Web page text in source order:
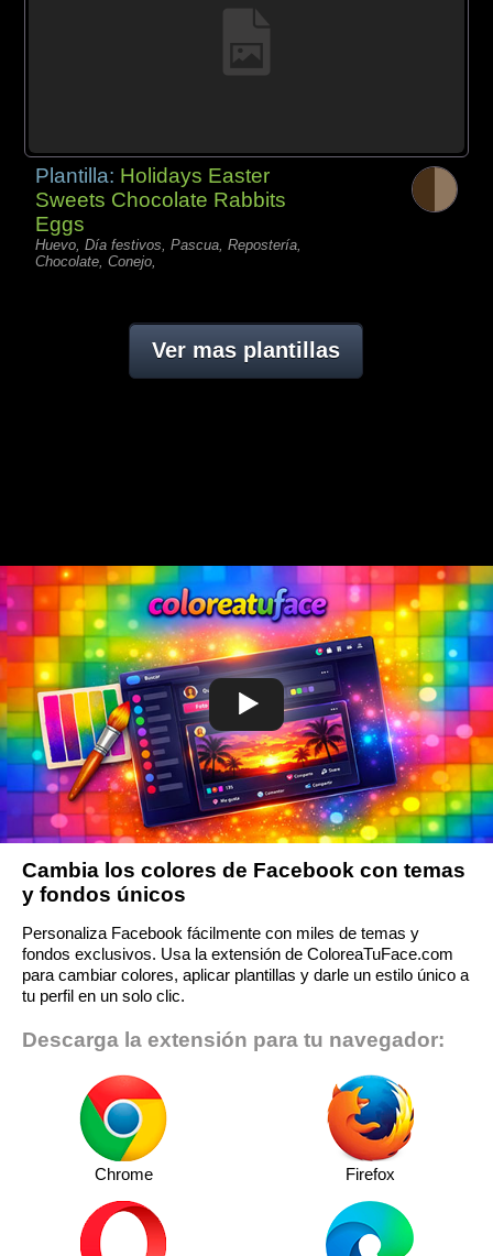
Plantilla: Holidays Easter
Sweets Chocolate Rabbits
Eggs
Huevo, Día festivos, Pascua, Repostería,
Chocolate, Conejo,
Ver mas plantillas
Cambia los colores de Facebook con temas
y fondos únicos
Personaliza Facebook fácilmente con miles de temas y
fondos exclusivos. Usa la extensión de ColoreaTuFace.com
para cambiar colores, aplicar plantillas y darle un estilo único a
tu perfil en un solo clic.
Descarga la extensión para tu navegador:
Chrome Firefox